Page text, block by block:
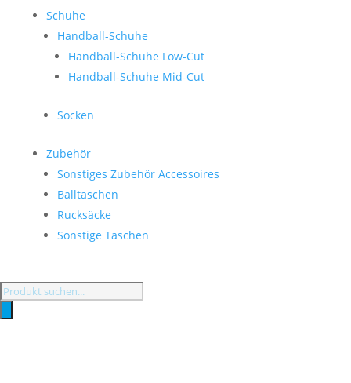
Schuhe
Handball-Schuhe
Handball-Schuhe Low-Cut
Handball-Schuhe Mid-Cut
Socken
Zubehör
Sonstiges Zubehör Accessoires
Balltaschen
Rucksäcke
Sonstige Taschen
Products